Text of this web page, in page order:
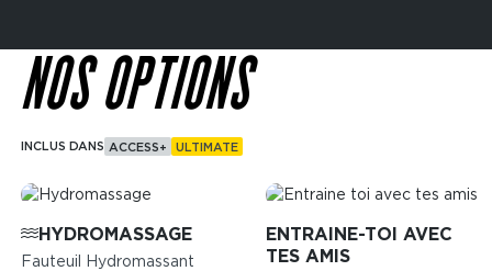
NOS OPTIONS
INCLUS DANS ACCESS+ ULTIMATE
Image
HYDROMASSAGE
Fauteuil Hydromassant
Image
ENTRAINE-TOI AVEC
TES AMIS